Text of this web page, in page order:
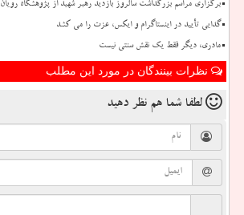
برگزاری مراسم بزرگداشت سالروز بازدید رهبر شهید از پژوهشگاه رویان
گدایی تأیید در اینستاگرام و ایکس، عزت را می کشد
مادری، دیگر فقط یک نقش سنتی نیست
نظرات بینندگان در مورد این مطلب
لطفا شما هم نظر دهید